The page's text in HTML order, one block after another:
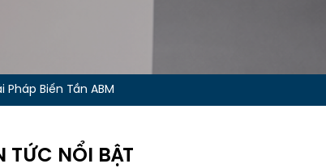
Biến Tần ABM
TỨC NỔI BẬT